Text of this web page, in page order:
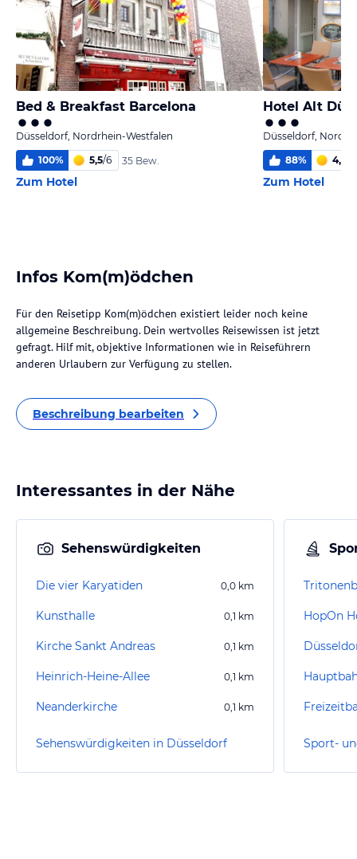
Bed & Breakfast Barcelona
Düsseldorf, Nordrhein-Westfalen
100% 5,5/6 35 Bew.
Zum Hotel
Hotel Alt
Düsseldorf,
88% 4,0
Zum Hotel
Infos Kom(m)ödchen
Für den Reisetipp Kom(m)ödchen existiert leider noch keine
allgemeine Beschreibung. Dein wertvolles Reisewissen ist jetzt
gefragt. Hilf mit, objektive Informationen wie in Reiseführern
anderen Urlaubern zur Verfügung zu stellen.
Beschreibung bearbeiten
Interessantes in der Nähe
Sehenswürdigkeiten
Die vier Karyatiden 0,0 km
Kunsthalle 0,1 km
Kirche Sankt Andreas 0,1 km
Heinrich-Heine-Allee 0,1 km
Neanderkirche 0,1 km
Sehenswürdigkeiten in Düsseldorf
HopOn